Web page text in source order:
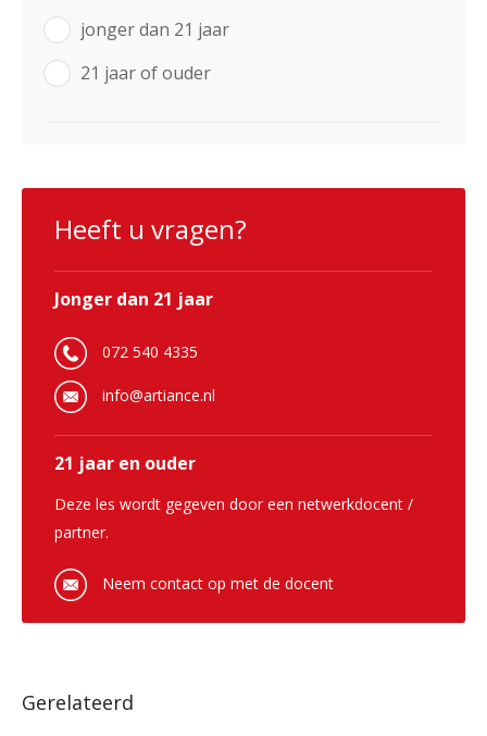
jonger dan 21 jaar
21 jaar of ouder
Heeft u vragen?
Jonger dan 21 jaar
072 540 4335
info@artiance.nl
21 jaar en ouder
Deze les wordt gegeven door een netwerkdocent /
partner.
Neem contact op met de docent
Gerelateerd